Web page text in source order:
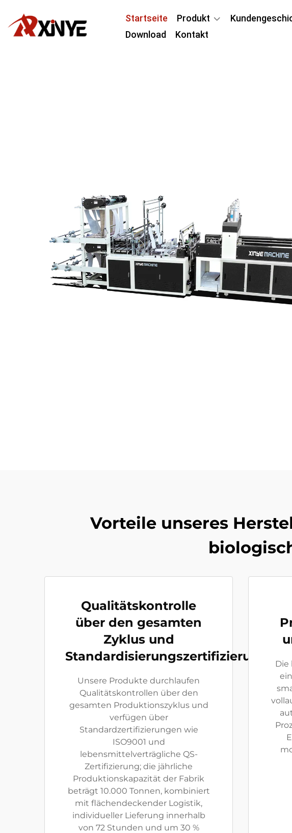
Startseite Produkt
Download
Kontakt
Vorteile unseres
Qualitätskontrolle
über den gesamten
Zyklus und
Standardisierungszertifizierung
Unsere Produkte durchlaufen
Qualitätskontrollen über den
gesamten Produktionszyklus und
verfügen über
Standardzertifizierungen wie
ISO9001 und
lebensmittelverträgliche QS-
Zertifizierung; die jährliche
Produktionskapazität der Fabrik
beträgt 10.000 Tonnen, kombiniert
mit flächendeckender Logistik,
individueller Lieferung innerhalb
von 72 Stunden und um 30 %
Die